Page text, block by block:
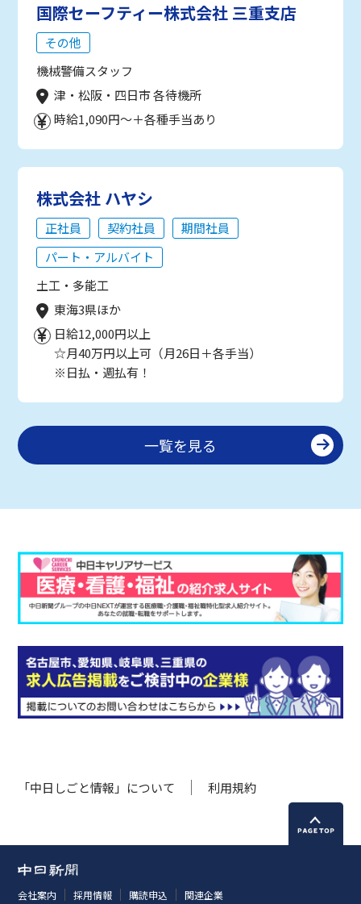
国際セーフティー株式会社 三重支店
その他
機械警備スタッフ
津・松阪・四日市 各待機所
時給1,090円～＋各種手当あり
株式会社 ハヤシ
正社員 契約社員
期間社員
パート・アルバイト
土工・多能工
東海3県ほか
日給12,000円以上
☆月40万円以上可（月26日＋各手当）
※日払・週払有！
一覧を見る
「中日しごと情報」について 利用規約
会社案内 採用情報 購読申込 関連企業